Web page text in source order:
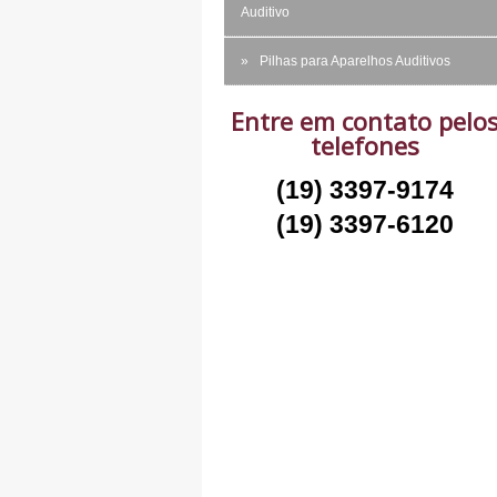
Auditivo
Pilhas para Aparelhos Auditivos
Entre em contato
telefones
(19) 3397-9174
(19) 3397-6120